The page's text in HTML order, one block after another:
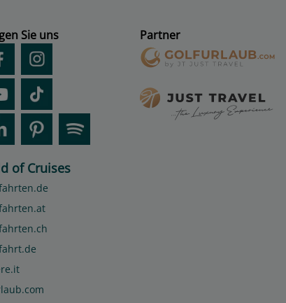
Sie uns Partner
of Cruises